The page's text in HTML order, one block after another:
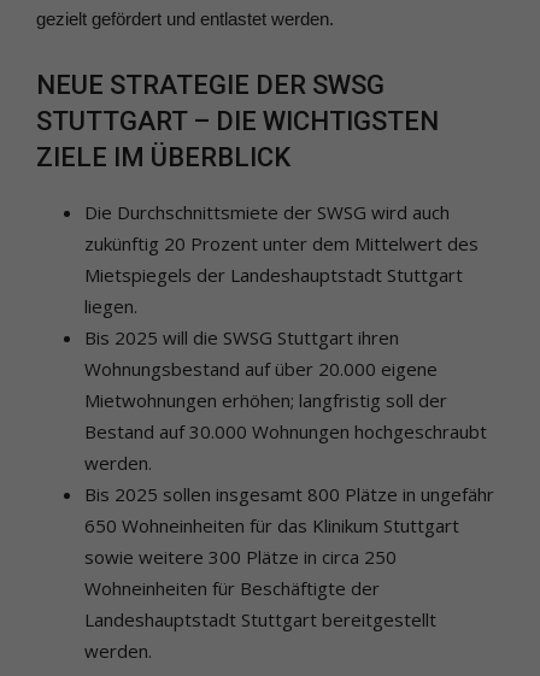
gezielt gefördert und entlastet werden.
NEUE STRATEGIE DER SWSG
STUTTGART – DIE WICHTIGSTEN
ZIELE IM ÜBERBLICK
Die Durchschnittsmiete der SWSG wird auch
zukünftig 20 Prozent unter dem Mittelwert des
Mietspiegels der Landeshauptstadt Stuttgart
liegen.
Bis 2025 will die SWSG Stuttgart ihren
Wohnungsbestand auf über 20.000 eigene
Mietwohnungen erhöhen; langfristig soll der
Bestand auf 30.000 Wohnungen hochgeschraubt
werden.
Bis 2025 sollen insgesamt 800 Plätze in ungefähr
650 Wohneinheiten für das Klinikum Stuttgart
sowie weitere 300 Plätze in circa 250
Wohneinheiten für Beschäftigte der
Landeshauptstadt Stuttgart bereitgestellt
werden.